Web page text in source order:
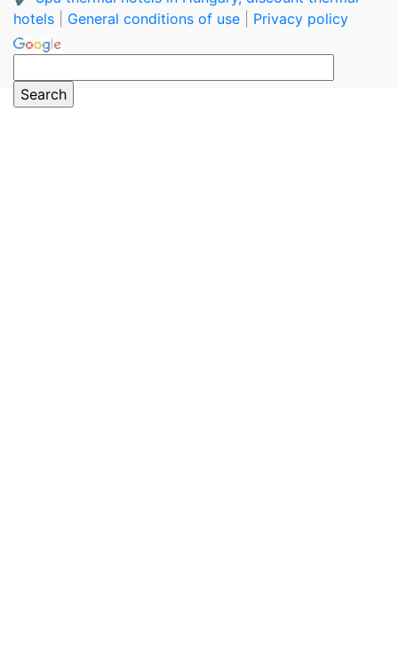
hotels
General conditions of use Privacy policy